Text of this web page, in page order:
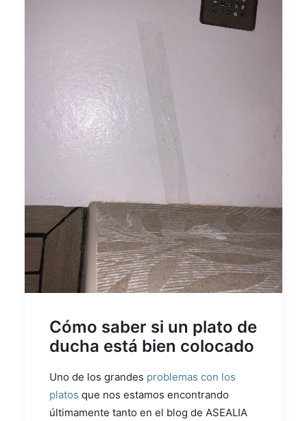
Cómo saber si un plato de
ducha está bien colocado
Uno de los grandes problemas con los
platos que nos estamos encontrando
últimamente tanto en el blog de ASEALIA